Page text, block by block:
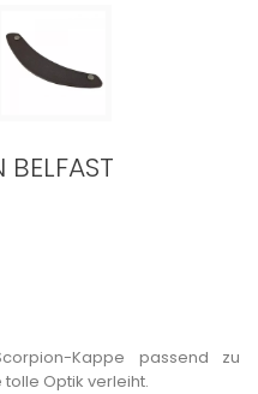
Kappe passend zu
Optik verleiht.